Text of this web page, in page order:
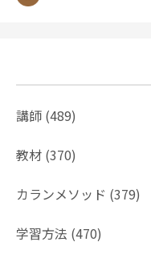
講師 (489)
教材 (370)
カランメソッド (379)
学習方法 (470)